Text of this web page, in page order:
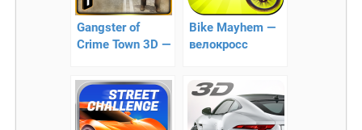
Gangster of
Crime Town 3D —
безумного
гангстера
Bike Mayhem —
велокросс